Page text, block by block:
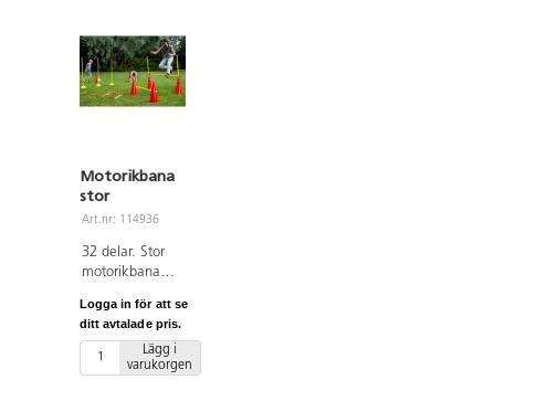
Motorikbana
stor
Art.nr: 114936
32 delar. Stor
motorikbana
möjligheter till
en mer aktiv
skoldag och
rast. Innehåller:
Logga in för att se
ditt avtalade pris.
Lägg i
varukorgen